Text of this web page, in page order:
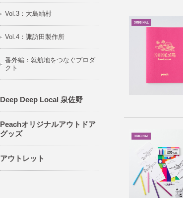
Vol.3：大島紬村
Vol.4：諏訪田製作所
番外編：就航地をつなぐプロダ
クト
Deep Deep Local 泉佐野
Peachオリジナルアウトドア
グッズ
アウトレット